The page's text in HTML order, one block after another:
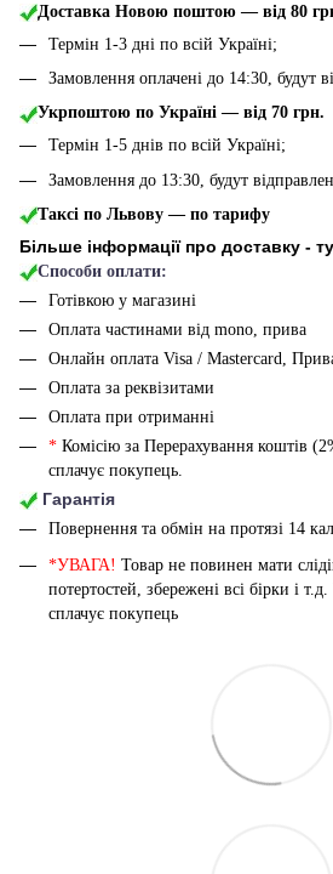
Доставка Новою поштою — від 80
Термін 1-3 дні по всій Україні;
Замовлення оплачені до 14:30, будут
Укрпоштою по Україні — від 70 грн.
Термін 1-5 днів по всій Україні;
Замовлення до 13:30, будут
Таксі по Львову — по тарифу
Більше інформації про доставку -
Способи оплати:
Готівкою у магазині
Оплата частинами від mono, прива
Онлайн оплата Visa / Mastercard,
Оплата за реквізитами
Оплата при отриманні
* Комісію за Перерахування коштів
сплачує покупець.
Гарантія
Повернення та обмін на протязі 14
*УВАГА! Товар не повинен мати
потертостей, збережені всі бірки і
сплачує покупець